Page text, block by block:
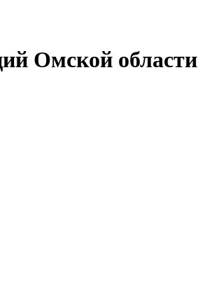
Омской области